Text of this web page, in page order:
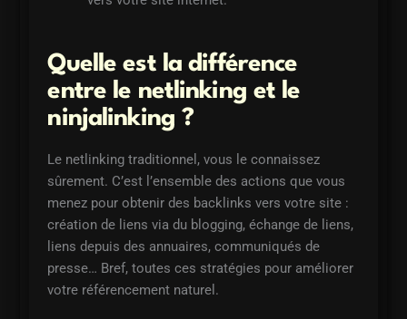
Quelle est la différence
entre le netlinking et le
ninjalinking ?
Le netlinking traditionnel, vous le connaissez
sûrement. C’est l’ensemble des actions que vous
menez pour obtenir des backlinks vers votre site :
création de liens via du blogging, échange de liens,
liens depuis des annuaires, communiqués de
presse… Bref, toutes ces stratégies pour améliorer
votre référencement naturel.